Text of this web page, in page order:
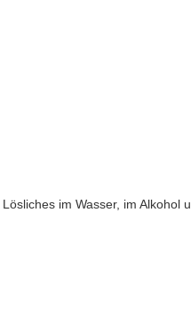
im Wasser, im Alkohol